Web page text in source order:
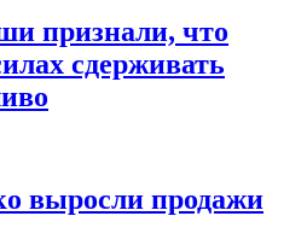
признали, что
сдерживать
выросли продажи